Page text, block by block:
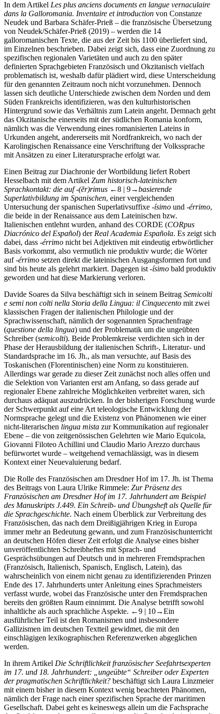
In dem Artikel Les plus anciens documents en langue vernaculaire
dans la Galloromania. Inventaire et introduction von Constanze
Neudek und Barbara Schäfer-Prieß – die französische Übersetzung
von Neudek/Schäfer-Prieß (2019) – werden die 14
galloromanischen Texte, die aus der Zeit bis 1100 überliefert sind,
im Einzelnen beschrieben. Dabei zeigt sich, dass eine Zuordnung zu
spezifischen regionalen Varietäten und auch zu den später
definierten Sprachgebieten Französisch und Okzitanisch vielfach
problematisch ist, weshalb dafür plädiert wird, diese Unterscheidung
für den genannten Zeitraum noch nicht vorzunehmen. Dennoch
lassen sich deutliche Unterschiede zwischen dem Norden und dem
Süden Frankreichs identifizieren, was den kulturhistorischen
Hintergrund sowie das Verhältnis zum Latein angeht. Demnach geht
das Okzitanische einerseits mit der südlichen Romania konform,
nämlich was die Verwendung eines romanisierten Lateins in
Urkunden angeht, andererseits mit Nordfrankreich, wo nach der
Karolingischen Renaissance eine Verschriftung der Volkssprache
mit Ansätzen zu einer Literatursprache erfolgt war.
Einen Beitrag zur Diachronie der Wortbildung liefertRobert
Hesselbach mit dem Artikel Zum historisch-lateinischen
Sprachkontakt: die auf -(ĕr)rimus ←8 | 9→basierende
Superlativbildung im Spanischen, einer vergleichenden
Untersuchung der spanischen Superlativsuffixe -ísimo und -érrimo,
die beide in der Renaissance aus dem Lateinischen bzw.
Italienischen entlehnt wurden, anhand des CORDE (CORpus
Diacrónico del Español) derReal Academia Española. Es zeigt sich
dabei, dass -érrimo nicht bei Adjektiven mit eindeutig erbwörtlicher
Basis vorkommt, also vermutlich nie produktiv wurde; die Wörter
auf -érrimo setzen direkt die lateinischen Ausgangsformen fort und
sind bis heute als gelehrt markiert. Dagegen ist -ísimo bald produktiv
geworden und hat diese Markierung verloren.
Davide Soares da Silva beschäftigt sich in seinem Beitrag Semicolti
e semi non colti nella Storia della Lingua: il Cinquecento mit zwei
klassischen Fragen der italienischen Philologie und der
Sprachwissenschaft, nämlich der sogenannten Sprachenfrage
(questione della lingua) und der Problematik um die ungeübten
Schreiber (semicolti). Beide Problemkreise verdichten sich in der
Phase der Herausbildung der italienischen Schrift-, Literatur- und
Standardsprache im 16. Jh., als man versuchte, auf Basis des
Toskanischen (Florentinischen) eine Norm zu konstituieren.
Allerdings war gerade zu dieser Zeit zunächst noch alles offen und
die Selektion von Varianten erst am Anfang, so dass gerade auf
regionaler Ebene zahlreiche Möglichkeiten verbreitet waren, sich
durchaus adäquat auszudrücken. In der bisherigen Forschung wurde
der Schwerpunkt auf eine Art teleologische Entwicklung der
Normsprache gelegt und die Existenz von Phänomenen wie einer
nicht-literarischen lingua mista zur Kommunikation auf regionaler
Ebene – die von zeitgenössischen Gelehrten wie Mario Equicola,
Giovanni Filoteo Achillini und Claudio Mario Arezzo durchaus
befürwortet wurde – weitgehend vernachlässigt, was in diesem
Kontext einer Neuevaluierung bedarf.
Die Rolle des Französischen am Dresdner Hof im 17. Jh. ist Thema
des Beitrags von Laura Ulrike Rimmele: Zur Präsenz des
Französischen am Dresdner Hof im 17. Jahrhundert am Beispiel
des Manuskripts J.449. Ein Schreib- und Übungsheft als Quelle für
die Sprachgeschichte. Nach einem Überblick zur Verbreitung des
Französischen, das nach dem Dreißigjährigen Krieg in Europa
immer mehr an Bedeutung gewann, und zum Französischunterricht
an deutschen Höfen dieser Zeit erfolgt die Analyse eines bisher
unveröffentlichten Schreibheftes mit Sprach- und
Gesprächsübungen auf Deutsch und in mehreren Fremdsprachen
(Französisch, Italienisch, Spanisch, Englisch, Latein), das
wahrscheinlich von einem nicht genau zu identifizierenden Prinzen
Ende des 17. Jahrhunderts unter Anleitung eines Sprachmeisters
verfasst wurde, wobei das Französische unter den Fremdsprachen
bereits den größten Raum einnimmt. Die Analyse betrifft sowohl
inhaltliche als auch sprachliche Aspekte. ←9 | 10→Ein
ausführlicher Teil ist den Romanismen und insbesondere
Gallizismen im deutschen Textteil gewidmet, die mit den
einschlägigen lexikographischen Referenzwerken abgeglichen
werden.
In ihrem Artikel Die Schriftlichkeit französischer Seefahrtsexperten
im 17. und 18. Jahrhundert: „ungeübte“ Schreiber oder Experten
der pragmatischen Schriftlichkeit? beschäftigt sich Laura Linzmeier
mit einem bisher in diesem Kontext wenig beachteten Phänomen,
nämlich der Frage nach einer spezifischen Sprache der maritimen
Gesellschaft. Dabei geht es keineswegs allein um die Fachsprache